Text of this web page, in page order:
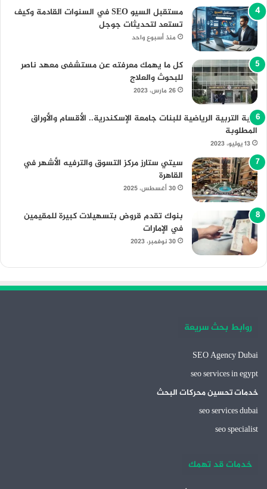
مستقبل السيو SEO في السنوات القادمة وكيف
تستعد لتحديثات جوجل
منذ أسبوع واحد
كل ما يهمك معرفته عن مستشفى معهد ناصر
للبحوث والعلاج
26 مارس، 2023
كلية التربية الرياضية للبنات جامعة الإسكندرية.. الأقسام والأوراق
المطلوبة
13 يوليو، 2023
سيتي ستارز مركز التسوق والترفيه الأشهر في
القاهرة
30 أغسطس، 2025
بنوك تقدم قروض بتسهيلات كبيرة للمقيمين
في الإمارات
30 نوفمبر، 2023
روابط بحث سريعة
SEO Agency Dubai
seo services in egypt
خدمات تحسين محركات البحث
seo services dubai
seo specialist
خدمات قد تهمك